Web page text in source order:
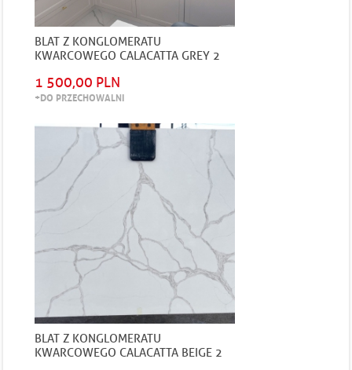
BLAT Z KONGLOMERATU
KWARCOWEGO CALACATTA GREY 2
1 500,00 PLN
+DO PRZECHOWALNI
BLAT Z KONGLOMERATU
KWARCOWEGO CALACATTA BEIGE 2